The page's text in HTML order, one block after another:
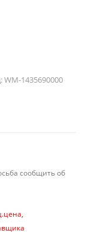
WM-1435690000
сообщить об